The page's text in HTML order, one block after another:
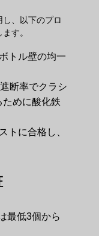
、以下のプロ
す。
トル壁の均一
断率でクラシ
めに酸化鉄
トに合格し、
最低3個から